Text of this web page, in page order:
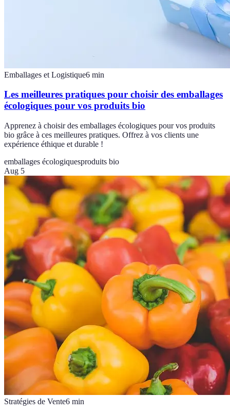
Emballages et Logistique6 min
Les meilleures pratiques pour choisir des emballages
écologiques pour vos produits bio
Apprenez à choisir des emballages écologiques pour vos produits
bio grâce à ces meilleures pratiques. Offrez à vos clients une
expérience éthique et durable !
emballages écologiquesproduits bio
Aug 5
Stratégies de Vente6 min